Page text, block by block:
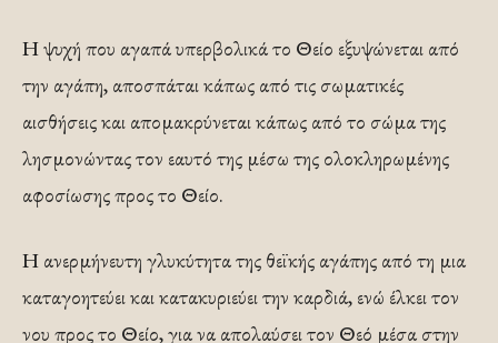
Η ψυχή που αγαπά υπερβολικά το Θείο εξυψώνεται από
την αγάπη, αποσπάται κάπως από τις σωματικές
αισθήσεις και απομακρύνεται κάπως από το σώμα της
λησμονώντας τον εαυτό της μέσω της ολοκληρωμένης
αφοσίωσης προς το Θείο.
Η ανερμήνευτη γλυκύτητα της θεϊκής αγάπης από τη μια
καταγοητεύει και κατακυριεύει την καρδιά, ενώ έλκει τον
νου προς το Θείο, για να απολαύσει τον Θεό μέσα στην